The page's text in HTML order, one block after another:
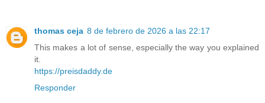
thomas ceja 8 de febrero de 2026 a las 22:17
This makes a lot of sense, especially the way you explained
it.
https://preisdaddy.de
Responder